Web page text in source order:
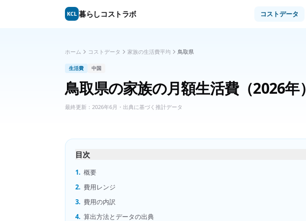
KCL 暮らしコストラボ コストデータ
ホーム コストデータ 家族の生活費平均 鳥取県
生活費 中国
鳥取県の家族の月額生活費（2026年）
最終更新： 2026年6月 ・出典に基づく推計データ
目次
1. 概要
2. 費用レンジ
3. 費用の内訳
4. 算出方法とデータの出典